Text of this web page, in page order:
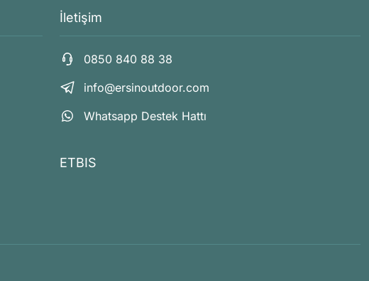
İletişim
0850 840 88 38
info@ersinoutdoor.com
Whatsapp Destek Hattı
ETBIS